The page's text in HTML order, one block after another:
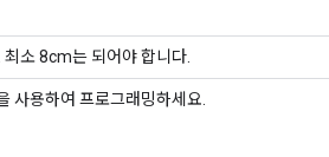
최소 8cm는 되어야 합니다.
사용하여 프로그래밍하세요.